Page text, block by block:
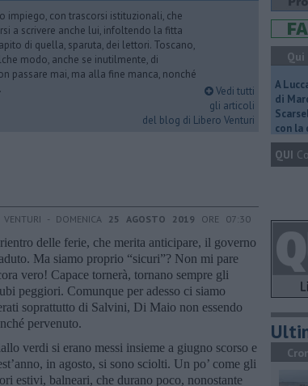
impiego, con trascorsi istituzionali, che
a scrivere anche lui, infoltendo la fitta
di quella, sparuta, dei lettori. Toscano,
modo, anche se inutilmente, di
passare mai, ma alla fine manca, nonché
Vedi tutti
gli articoli
del blog di Libero Venturi
- DOMENICA 25 AGOSTO 2019 ORE 07:30
delle ferie, che merita anticipare, il governo
Ma siamo proprio “sicuri”? Non mi pare
vero! Capace tornerà, tornano sempre gli
peggiori. Comunque per adesso ci siamo
soprattutto di Salvini, Di Maio non essendo
pervenuto.
verdi si erano messi insieme a giugno scorso e
in agosto, si sono sciolti. Un po’ come gli
estivi, balneari, che durano poco, nonostante
Qui
A
di
con la
QUI